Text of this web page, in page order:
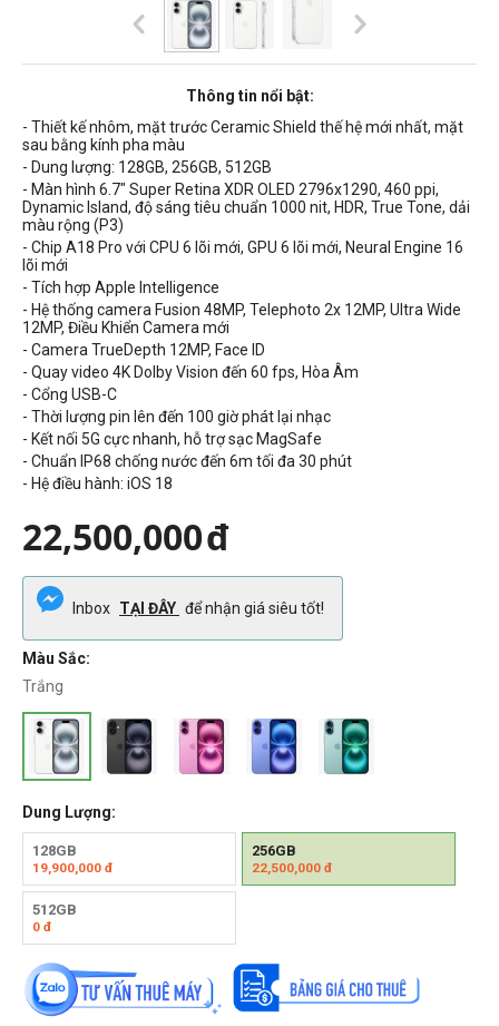
Thông tin nổi bật:
- Thiết kếnhôm, mặt trước Ceramic Shield thế hệ mới nhất, mặt
sau bằng kính pha màu
- Dung lượng: 128GB, 256GB, 512GB
- Màn hình 6.7" Super Retina XDR OLED 2796x1290, 460 ppi,
Dynamic Island, độ sáng tiêu chuẩn 1000 nit, HDR, True Tone, dải
màu rộng (P3)
- Chip A18 Pro với CPU 6 lõi mới, GPU 6 lõi mới, Neural Engine 16
lõi mới
- Tích hợp Apple Intelligence
- Hệ thống camera Fusion 48MP, Telephoto 2x 12MP, Ultra Wide
12MP, Điều Khiển Camera mới
- Camera TrueDepth 12MP, Face ID
- Quay video 4K Dolby Vision đến 60 fps, Hòa Âm
- Cổng USB-C
- Thời lượng pin lên đến 100 giờ phát lại nhạc
- Kết nối 5G cực nhanh, hỗ trợ sạc MagSafe
- Chuẩn IP68 chống nước đến 6m tối đa 30 phút
- Hệ điều hành: iOS 18
22,500,000đ
Inbox TẠI ĐÂY để nhận giá siêu tốt!
Màu Sắc:
Trắng
Dung Lượng:
128GB
19,900,000 đ
256GB
22,500,000đ
512GB
0 đ